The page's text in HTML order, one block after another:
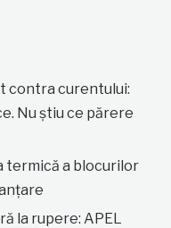
contra curentului:
Nu știu ce părere
termică a blocurilor
la rupere: APEL